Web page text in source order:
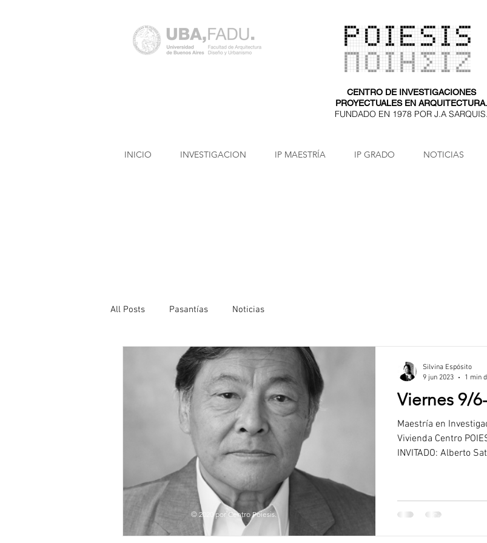
CENTRO DE INVESTIGACIONES
PROYECTUALES EN ARQUITECTURA.
FUNDADO EN 1978 POR J.A SARQUIS.
All Posts Pasantías Noticias
Viernes 9/
Maestría en
Vivienda Centro
INVITADO: Alberto
Silvina Espósito
9 jun 2023
1 min
INICIO INVESTIGACION IP MAESTRÍA IP GRADO NOTICIAS
Ciudad
© 2020 por Centro Poiesis.